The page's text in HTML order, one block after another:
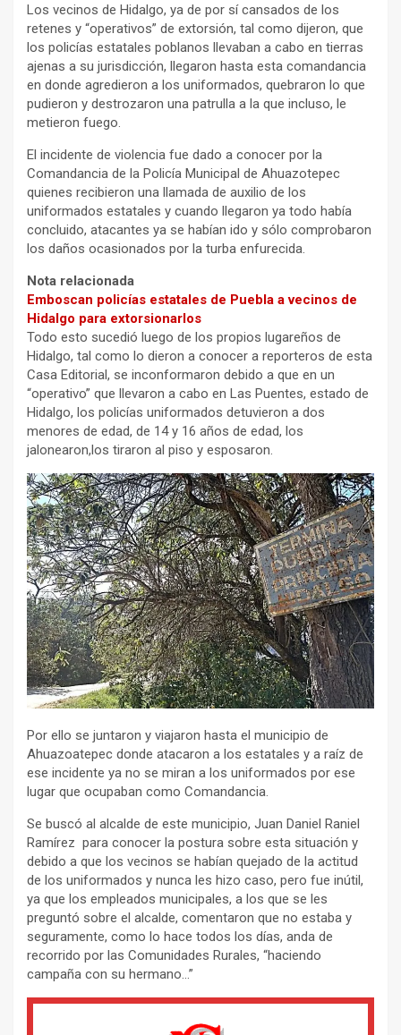
Los vecinos de Hidalgo, ya de por sí cansados de los
retenes y “operativos” de extorsión, tal como dijeron, que
los policías estatales poblanos llevaban a cabo en tierras
ajenas a su jurisdicción, llegaron hasta esta comandancia
en donde agredieron a los uniformados, quebraron lo que
pudieron y destrozaron una patrulla a la que incluso, le
metieron fuego.
El incidente de violencia fue dado a conocer por la
Comandancia de la Policía Municipal de Ahuazotepec
quienes recibieron una llamada de auxilio de los
uniformados estatales y cuando llegaron ya todo había
concluido, atacantes ya se habían ido y sólo comprobaron
los daños ocasionados por la turba enfurecida.
Nota relacionada
Emboscan policías estatales de Puebla a vecinos de
Hidalgo para extorsionarlos
Todo esto sucedió luego de los propios lugareños de
Hidalgo, tal como lo dieron a conocer a reporteros de esta
Casa Editorial, se inconformaron debido a que en un
“operativo” que llevaron a cabo en Las Puentes, estado de
Hidalgo, los policías uniformados detuvieron a dos
menores de edad, de 14 y 16 años de edad, los
jalonearon,los tiraron al piso y esposaron.
Por ello se juntaron y viajaron hasta el municipio de
Ahuazoatepec donde atacaron a los estatales y a raíz de
ese incidente ya no se miran a los uniformados por ese
lugar que ocupaban como Comandancia.
Se buscó al alcalde de este municipio, Juan Daniel Raniel
Ramírez para conocer la postura sobre esta situación y
debido a que los vecinos se habían quejado de la actitud
de los uniformados y nunca les hizo caso, pero fue inútil,
ya que los empleados municipales, a los que se les
preguntó sobre el alcalde, comentaron que no estaba y
seguramente, como lo hace todos los días, anda de
recorrido por las Comunidades Rurales, “haciendo
campaña con su hermano…”